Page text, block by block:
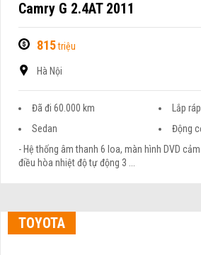
Camry G 2.4AT 2011
815triệu
Hà Nội
Đã đi 60.000 km
Lắp
Sedan
Động
- Hệ thống âm thanh 6 loa, màn hình DVD
điều hòa nhiệt độ tự động 3 ...
TOYOTA